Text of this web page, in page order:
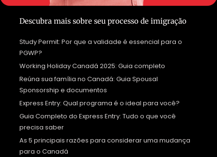
Descubra mais sobre seu processo de imigração
Study Permit: Por que a validade é essencial para o
PGWP?
Working Holiday Canadá 2025: Guia completo
Reúna sua família no Canadá: Guia Spousal
Sponsorship e documentos
Express Entry: Qual programa é o ideal para você?
Guia Completo do Express Entry: Tudo o que você
precisa saber
As 5 principais razões para considerar uma mudança
para o Canadá